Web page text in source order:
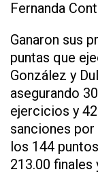
Fernanda
Ganaron sus
puntas que
González y
asegurando
ejercicios y
sanciones
los 144
213.00 finales